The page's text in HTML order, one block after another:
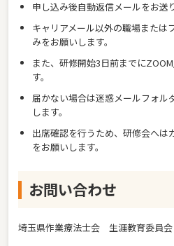
申し込み後自動返信メールをお送
キャリアメール以外の職場または
みをお願いします。
また、研修開始3日前までに
す。
届かない場合は迷惑メールフォル
します。
出席確認を行うため、研修会へは
をお願いします。
お問い合わせ
埼玉県作業療法士会 生涯教育委員会